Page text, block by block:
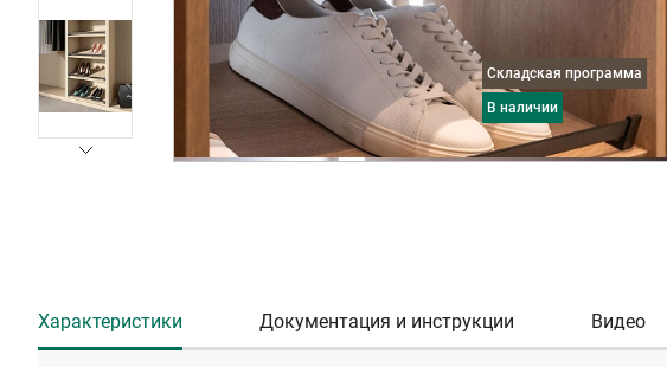
Складская программа
в наличии
Характеристики Документация и инструкции Видео